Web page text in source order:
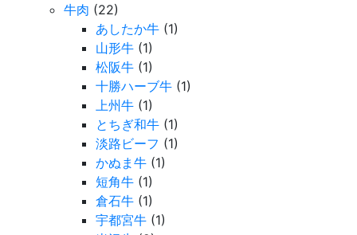
牛肉 (22)
あしたか牛 (1)
山形牛 (1)
松阪牛 (1)
十勝ハーブ牛 (1)
上州牛 (1)
とちぎ和牛 (1)
淡路ビーフ (1)
かぬま牛 (1)
短角牛 (1)
倉石牛 (1)
宇都宮牛 (1)